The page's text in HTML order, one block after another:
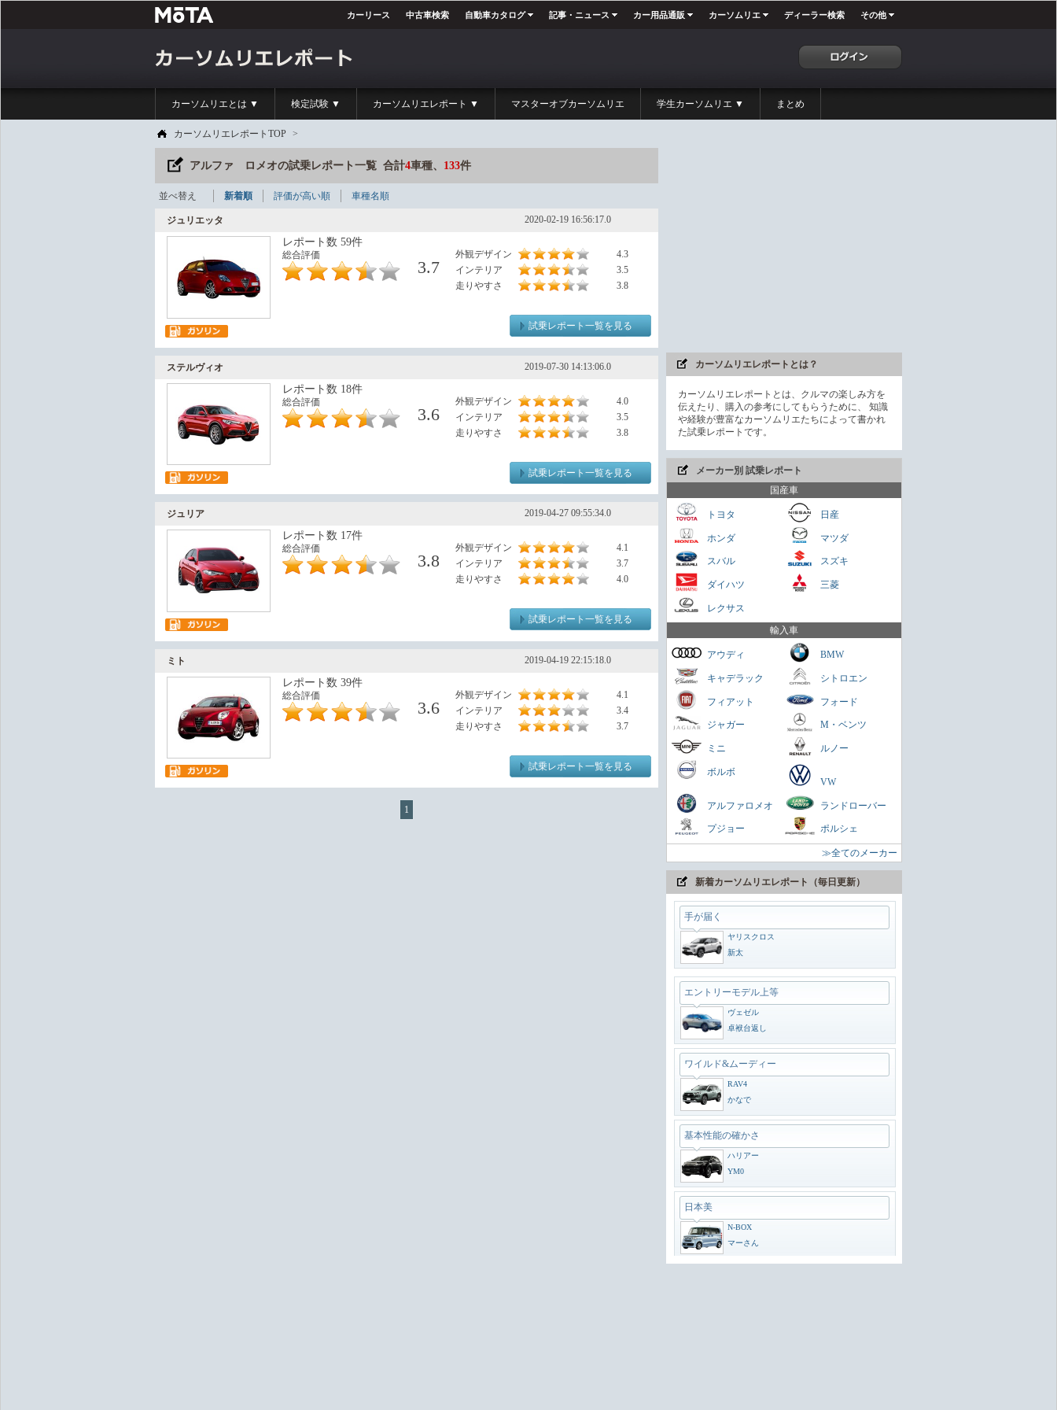
カーリース 中古車検索 自動車カタログ 記事・ニュース カー用品通販 カーソムリエ ディーラー検索 その他
カーソムリエとは ▼ 検定試験 ▼ カーソムリエレポート ▼ マスターオブカーソムリエ 学生カーソムリエ ▼ まとめ
カーソムリエレポートTOP >
アルファ ロメオの試乗レポート一覧 合計4車種、 133件
並べ替え 新着順 評価が高い順 車種名順
ジュリエッタ 2020-02-19 16:56:17.0
レポート数 59件
総合評価
3.7
外観デザイン
4.3
インテリア
3.5
走りやすさ
3.8
試乗レポート一覧を見る
ステルヴィオ 2019-07-30 14:13:06.0
レポート数 18件
総合評価
3.6
外観デザイン
4.0
インテリア
3.5
走りやすさ
3.8
試乗レポート一覧を見る
ジュリア 2019-04-27 09:55:34.0
レポート数 17件
総合評価
3.8
外観デザイン
4.1
インテリア
3.7
走りやすさ
4.0
試乗レポート一覧を見る
ミト 2019-04-19 22:15:18.0
レポート数 39件
総合評価
3.6
外観デザイン
4.1
インテリア
3.4
走りやすさ
3.7
試乗レポート一覧を見る
1
カーソムリエレポートとは？
カーソムリエレポートとは、クルマの楽しみ方を
伝えたり、購入の参考にしてもらうために、 知識
や経験が豊富なカーソムリエたちによって書かれ
た試乗レポートです。
メーカー別 試乗レポート
国産車
トヨタ 日産
ホンダ マツダ
スバル スズキ
ダイハツ 三菱
レクサス
輸入車
アウディ BMW
キャデラック シトロエン
フィアット フォード
ジャガー M・ベンツ
ミニ ルノー
ボルボ
VW
アルファロメオ ランドローバー
プジョー ポルシェ
≫全てのメーカー
新着カーソムリエレポート（毎日更新）
驚きの広さ
gogo3
価格破壊的ミニミニバン
長く愛せる美貌
YM0
手が届く
ヤリスクロス
新太
エントリーモデル上等
ヴェゼル
卓袱台返し
ワイルド&ムーディー
RAV4
かなで
基本性能の確かさ
ハリアー
YM0
日本美
N-BOX
マーさん
デザインは大きな要素
ヴェゼル
直列6気筒ＮＡ